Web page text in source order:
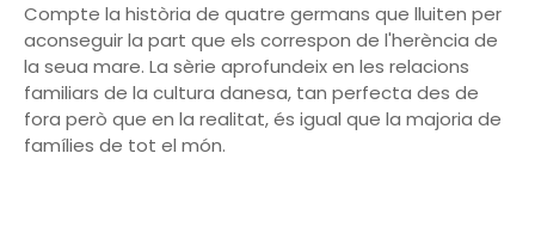
Compte la història de quatre germans que lluiten per
aconseguir la part que els correspon de l'herència de
la seua mare. La sèrie aprofundeix en les relacions
familiars de la cultura danesa, tan perfecta des de
fora però que en la realitat, és igual que la majoria de
famílies de tot el món.